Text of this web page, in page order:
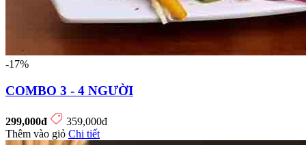
-17%
COMBO 3 - 4 NGƯỜI
299,000đ
359,000đ
Thêm vào giỏ Chi tiết